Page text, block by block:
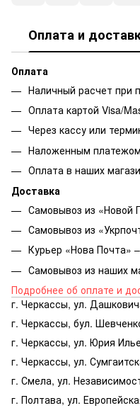
Оплата и
Оплата
Наличный расчет при
Оплата картой Visa/
Через кассу или
Наложенным
Оплата в наших
Доставка
Самовывоз из «Новой
Самовывоз из
Курьер «Нова Почта»
Самовывоз из наших
Подробнее об оплате и
г. Черкассы, ул.
г. Черкассы, бул.
г. Черкассы, ул. Юрия
г. Черкассы, ул.
г. Смела, ул.
г. Полтава, ул.